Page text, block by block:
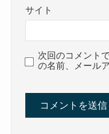
サイト
次回のコメント
の名前、メール